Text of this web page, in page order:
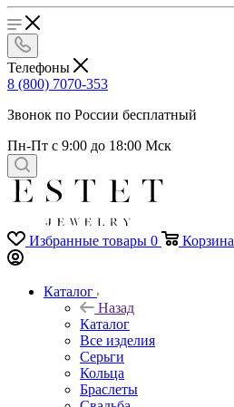
Телефоны
8 (800) 7070-353
Звонок по России бесплатный
Пн-Пт с 9:00 до 18:00 Мск
Избранные товары 0 Корзина
Каталог
Назад
Каталог
Все изделия
Серьги
Кольца
Браслеты